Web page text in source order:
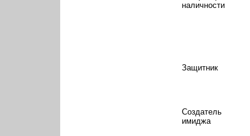
наличности
Защитник
Создатель
имиджа